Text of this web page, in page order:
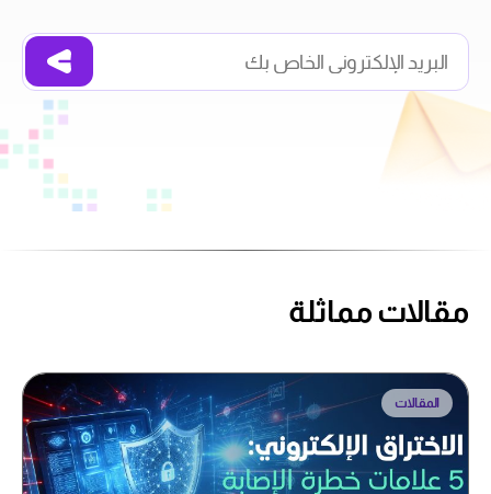
مقالات مماثلة
المقالات